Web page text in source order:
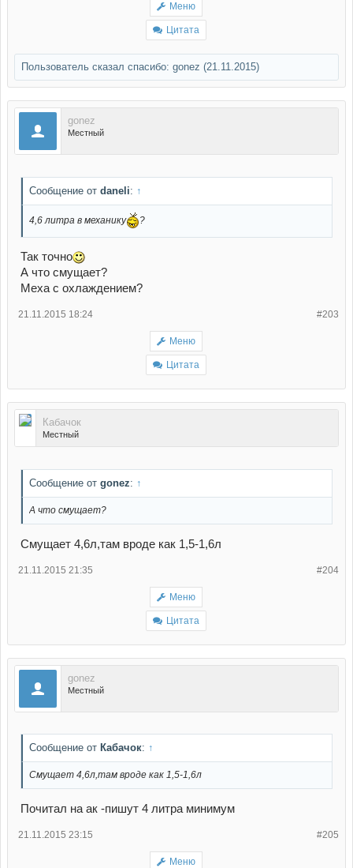
Меню
Цитата
Пользователь сказал cпасибо: gonez (21.11.2015)
gonez
Местный
Сообщение от daneli: ↑
4,6 литра в механику ?
Так точно
А что смущает?
Меха с охлаждением?
#203
21.11.2015 18:24
Меню
Цитата
Кабачок
Местный
Сообщение от gonez: ↑
А что смущает?
Смущает 4,6л,там вроде как 1,5-1,6л
#204
21.11.2015 21:35
Меню
Цитата
gonez
Местный
Сообщение от Кабачок: ↑
Смущает 4,6л,там вроде как 1,5-1,6л
Почитал на ак -пишут 4 литра минимум
#205
21.11.2015 23:15
Меню